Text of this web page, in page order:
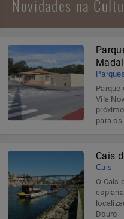
Novidades na
Parque
Vila
para
Cais
Cais
O Cais
Douro